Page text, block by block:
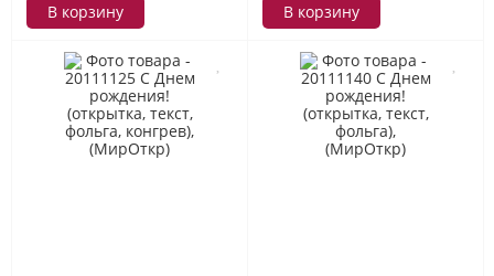
В корзину В корзину